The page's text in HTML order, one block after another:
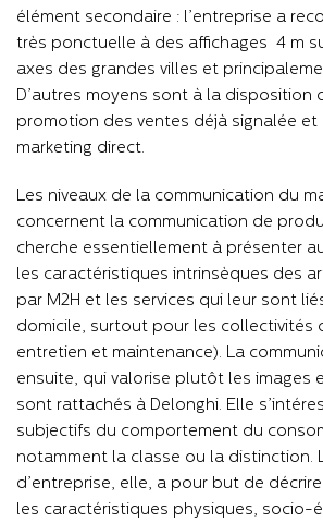
élément secondaire : l’entreprise a
très ponctuelle à des affichages 4 m
axes des grandes villes et
D’autres moyens sont à la disposition
promotion des ventes déjà signalée et
marketing direct.
Les niveaux de la communication du
concernent la communication de
cherche essentiellement à présenter
les caractéristiques intrinsèques des
par M2H et les services qui leur sont
domicile, surtout pour les collectivités
entretien et maintenance). La
ensuite, qui valorise plutôt les images
sont rattachés à Delonghi. Elle
subjectifs du comportement du
notamment la classe ou la distinction.
d’entreprise, elle, a pour but de
les caractéristiques physiques, socio-